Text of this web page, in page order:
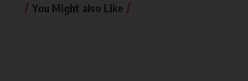
You Might also Like